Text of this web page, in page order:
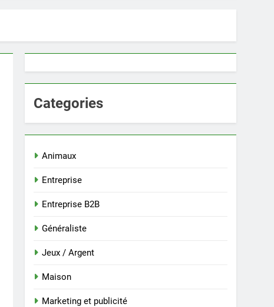
Categories
Animaux
Entreprise
Entreprise B2B
Généraliste
Jeux / Argent
Maison
Marketing et publicité